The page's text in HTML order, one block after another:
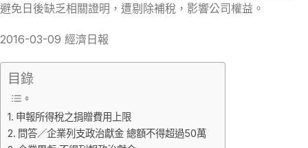
避免日後缺乏相關證明，遭剔除補稅，影響公司權益。
2016-03-09 經濟日報
目錄
申報所得稅之捐贈費用上限
問答／企業列支政治獻金 總額不得超過50萬